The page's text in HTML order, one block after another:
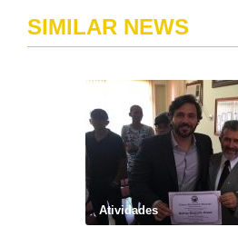
SIMILAR NEWS
Atividades